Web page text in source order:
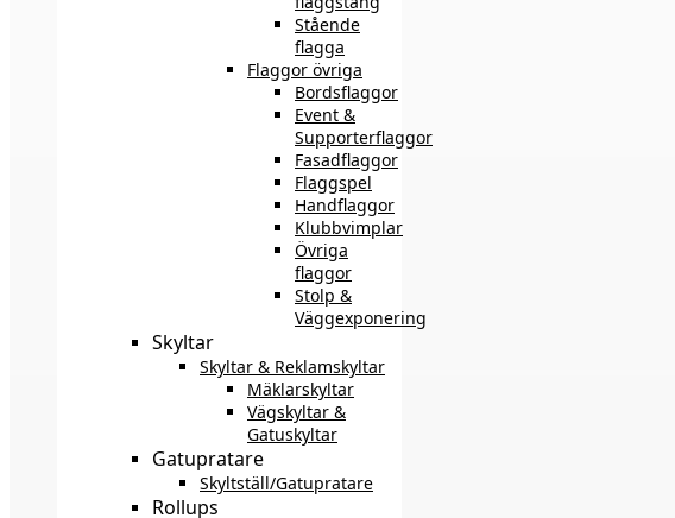
Stående
flagga
Flaggor övriga
Bordsflaggor
Event &
Supporterflaggor
Fasadflaggor
Flaggspel
Handflaggor
Klubbvimplar
Övriga
flaggor
Stolp &
Väggexponering
Skyltar
Skyltar & Reklamskyltar
Mäklarskyltar
Vägskyltar &
Gatuskyltar
Gatupratare
Skyltställ/Gatupratare
Rollups